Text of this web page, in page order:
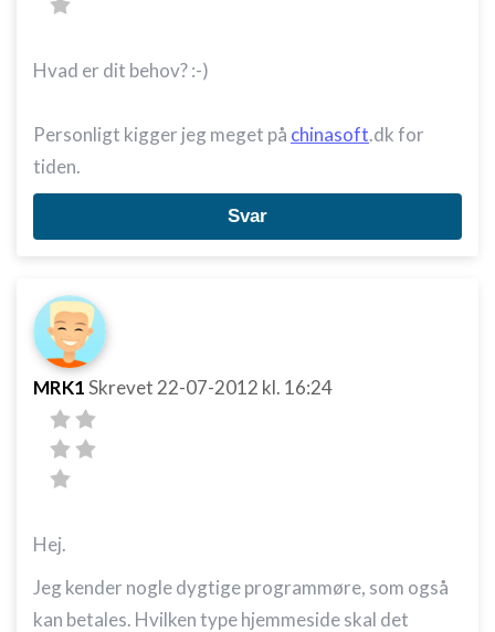
Hvad er dit behov? :-)
Personligt kigger jeg meget på chinasoft.dk for
tiden.
Svar
MRK1Skrevet 22-07-2012 kl. 16:24
Hej.
Jeg kender nogle dygtige programmøre, som også
kan betales. Hvilken type hjemmeside skal det